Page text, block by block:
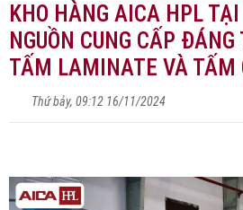
KHO HÀNG AICA HPL
NGUỒN CUNG CẤP
TẤM LAMINATE VÀ TẤM
Thứ bảy, 09:12 16/11/2024